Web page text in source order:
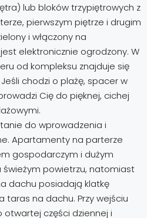
lub bloków trzypiętrowych z
pierwszym piętrze i drugim
i włączony na
elektronicznie ogrodzony. W
od kompleksu znajduje się
chodzi o plażę, spacer w
Cię do pięknej, cichej
do wprowadzenia i
Apartamenty na parterze
gospodarczym i dużym
powietrzu, natomiast
dachu posiadają klatkę
na dachu. Przy wejściu
otwartej części dziennej i